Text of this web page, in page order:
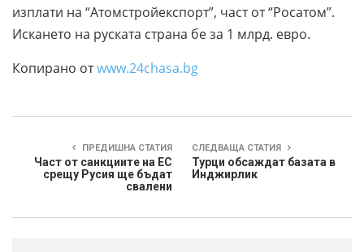
изплати на “Атомстройекспорт”, част от “Росатом”.
Искането на руската страна бе за 1 млрд. евро.
Копирано отwww.24chasa.bg
ПРЕДИШНА СТАТИЯ
Част от санкциите на ЕС
срещу Русия ще бъдат
свалени
СЛЕДВАЩА СТАТИЯ
Турци обсаждат базата в
Инджирлик